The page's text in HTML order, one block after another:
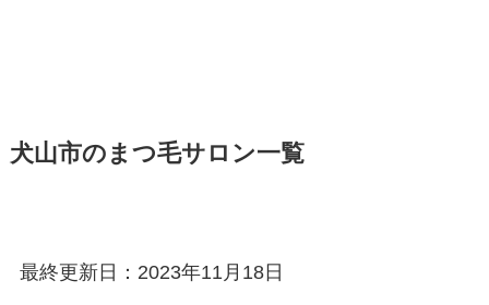
犬山市のまつ毛サロン一覧
最終更新日：2023年11月18日